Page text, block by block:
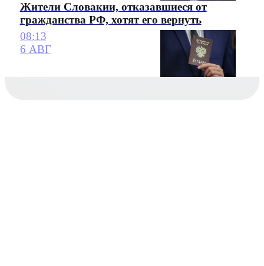
Жители Словакии, отказавшиеся от
гражданства РФ, хотят его вернуть
08:13
6 АВГ